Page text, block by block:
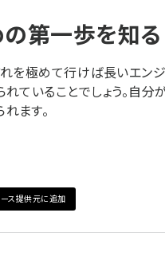
第一歩を知る
を極めて行けば長いエン
ていることでしょう。自分
ます。
ス提供元に追加